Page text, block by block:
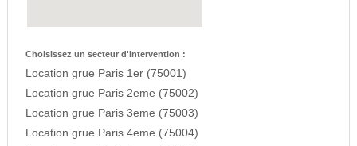
Choisissez un secteur d'intervention :
Location grue Paris 1er (75001)
Location grue Paris 2eme (75002)
Location grue Paris 3eme (75003)
Location grue Paris 4eme (75004)